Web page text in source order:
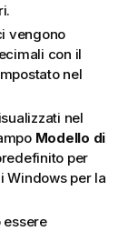
vengono
con il
nel
nel
Modello di
per
Windows per la
essere